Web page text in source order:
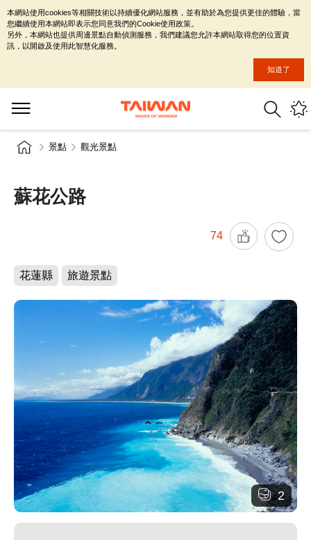
景點 觀光景點
蘇花公路
74
花蓮縣 旅遊景點
2
本網站使用cookies等相關技術以持續優化網站服務，並有助於為您提供更佳的體驗，當
您繼續使用本網站即表示您同意我們的Cookie使用政策。
另外，本網站也提供周邊景點自動偵測服務，我們建議您允許本網站取得您的位置資
訊，以開啟及使用此智慧化服務。
知道了